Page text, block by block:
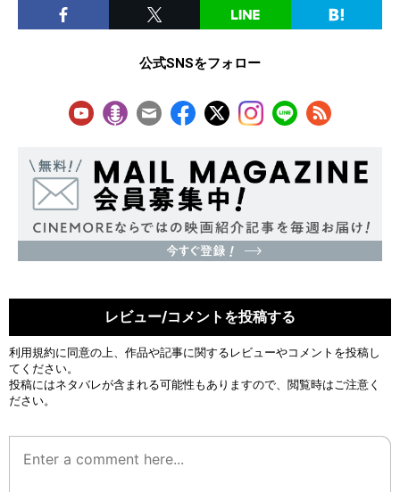
公式SNSをフォロー
レビュー/コメントを投稿する
利用規約に同意の上、作品や記事に関するレビューやコメントを投稿し
てください。
投稿にはネタバレが含まれる可能性もありますので、閲覧時はご注意く
ださい。